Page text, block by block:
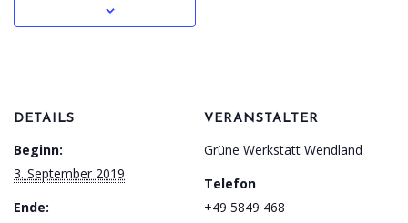
DETAILS
Beginn:
3. September 2019
Ende:
VERANSTALTER
Grüne Werkstatt Wendland
Telefon
+49 5849 468